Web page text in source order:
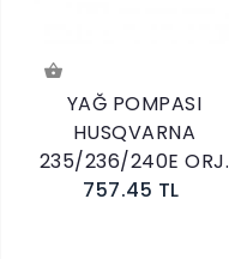
YAĞ POMPASI
HUSQVARNA
235/236/240E ORJ.
757.45 TL